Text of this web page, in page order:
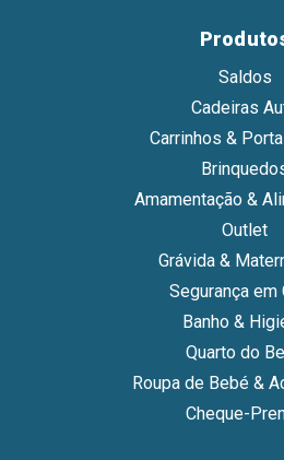
Saldos
Cadeiras
Carrinhos &
Amamentação &
Outlet
Grávida &
Segurança em
Banho &
Quarto do
Roupa de Bebé &
Cheque-